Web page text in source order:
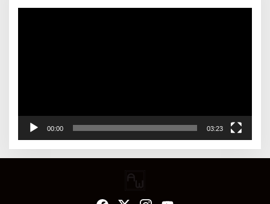
00:00 03:23